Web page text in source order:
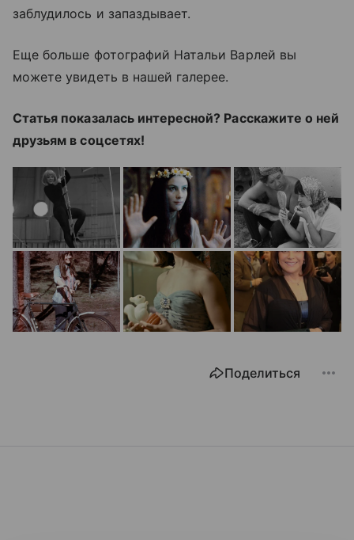
заблудилось и запаздывает.
Еще больше фотографий Натальи Варлей вы
можете увидеть в нашей галерее.
Статья показалась интересной? Расскажите о ней
друзьям в соцсетях!
Поделиться